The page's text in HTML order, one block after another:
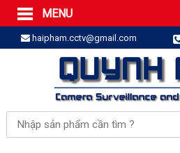
MENU
Trang Chủ
Sản phẩm
SẢN PHẨM TRỌN GÓI
LẮP BÁO TRỘM TRỌN GÓI
LẮP CAMERA TRỌN GÓI
Camera IP
haipham.cctv@gmail.com